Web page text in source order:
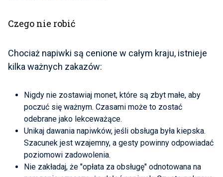
Czego nie robić
Chociaż napiwki są cenione w całym kraju, istnieje
kilka ważnych zakazów:
Nigdy nie zostawiaj monet, które są zbyt małe, aby
poczuć się ważnym. Czasami może to zostać
odebrane jako lekceważące.
Unikaj dawania napiwków, jeśli obsługa była kiepska.
Szacunek jest wzajemny, a gesty powinny odpowiadać
poziomowi zadowolenia.
Nie zakładaj, że "opłata za obsługę" odnotowana na